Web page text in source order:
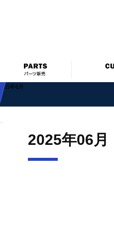
2025年6月
2025年06月